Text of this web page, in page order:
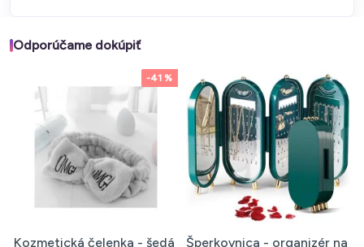
Odporúčame dokúpiť
-41 %
Kozmetická čelenka - šedá Šperkovnica - organizér na